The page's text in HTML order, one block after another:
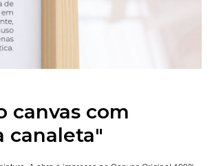
canvas com
canaleta"